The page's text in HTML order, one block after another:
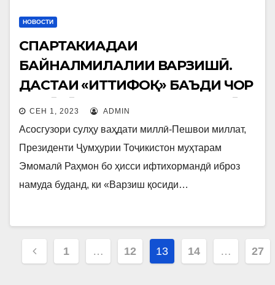
НОВОСТИ
СПАРТАКИАДАИ
БАЙНАЛМИЛАЛИИ ВАРЗИШӢ.
ДАСТАИ «ИТТИФОҚ» БАЪДИ ЧОР
ПИРӮЗӢ БА ДАВРИ НИМНИҲОӢ
РОҲХАТ ГИРИФТ.
СЕН 1, 2023 ADMIN
Асосгузори сулҳу ваҳдати миллӣ-Пешвои миллат,
Президенти Ҷумҳурии Тоҷикистон муҳтарам
Эмомалӣ Раҳмон бо ҳисси ифтихормандӣ иброз
намуда буданд, ки «Варзиш қосиди…
Навигация
1 … 12 13 14 … 27